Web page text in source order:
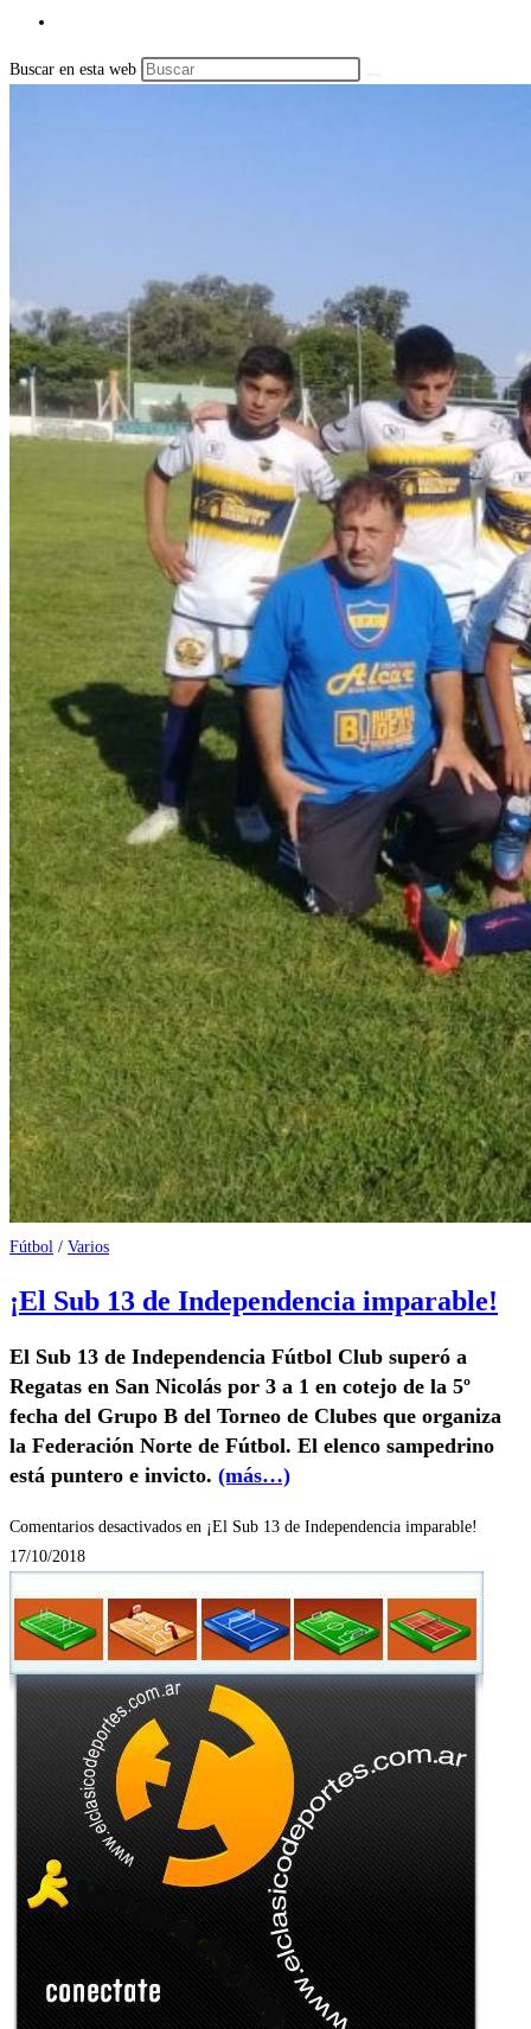
Buscar en esta web
Fútbol / Varios
¡El Sub 13 de Independencia imparable!
El Sub 13 de Independencia Fútbol Club superó a
Regatas en San Nicolás por 3 a 1 en cotejo de la 5º
fecha del Grupo B del Torneo de Clubes que organiza
la Federación Norte de Fútbol. El elenco sampedrino
está puntero e invicto. (más…)
Comentarios desactivados en ¡El Sub 13 de Independencia imparable!
17/10/2018